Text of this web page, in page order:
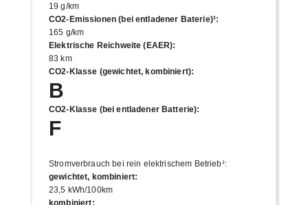
19 g/km
CO2-Emissionen (bei entladener Baterie)¹:
165 g/km
Elektrische Reichweite (EAER):
83 km
CO2-Klasse (gewichtet, kombiniert):
B
CO2-Klasse (bei entladener Batterie):
F
Stromverbrauch bei rein elektrischem Betrieb¹:
gewichtet, kombiniert:
23,5 kWh/100km
kombiniert: